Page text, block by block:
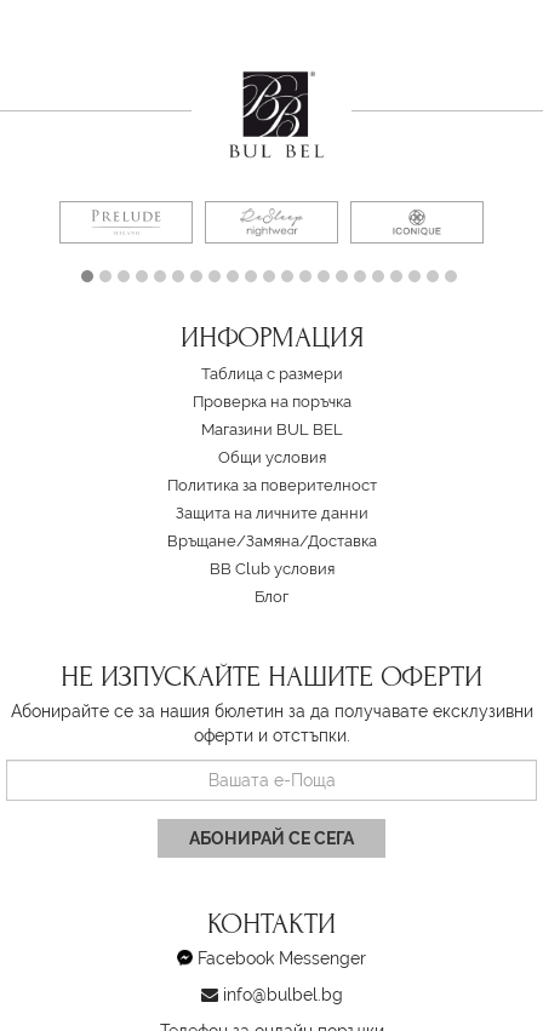
ИНФОРМАЦИЯ
Таблица с размери
Проверка на поръчка
Магазини BUL BEL
Oбщи условия
Политика за поверителност
Защита на личните данни
Връщане/Замяна/Доставка
BB Club условия
Блог
НЕ ИЗПУСКАЙТЕ НАШИТЕ ОФЕРТИ
Абонирайте се за нашия бюлетин за да получавате ексклузивни
оферти и отстъпки.
АБОНИРАЙ СЕ СЕГА
КОНТАКТИ
Facebook Messenger
info@bulbel.bg